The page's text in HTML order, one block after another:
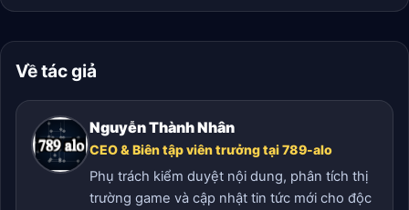
Về tác giả
Nguyễn Thành Nhân
CEO & Biên tập viên trưởng tại 789-alo
Phụ trách kiểm duyệt nội dung, phân tích thị
trường game và cập nhật tin tức mới cho độc